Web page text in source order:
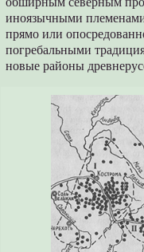
иноязычными
прямо или
погребальными
новые районы